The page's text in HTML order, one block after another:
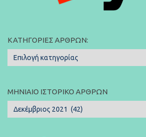
ΚΑΤΗΓΟΡΊΕΣ ΆΡΘΡΩΝ:
Κατηγορίες
Άρθρων:
ΜΗΝΙΑΊΟ ΙΣΤΟΡΙΚΌ ΆΡΘΡΩΝ
Μηνιαίο
Ιστορικό